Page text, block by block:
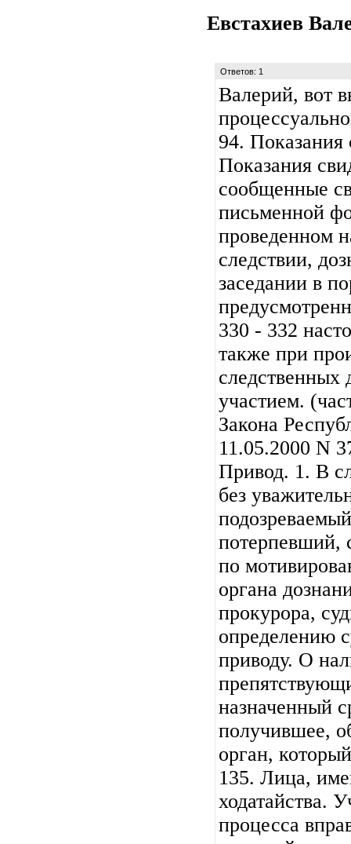
Евстахиев
Ответов: 1
Валерий, вот
94. Показания
Показания
сообщенные
письменной
проведенном
следствии,
заседании в
330 - 332
также при
следственных
участием.
Закона
11.05.2000 N
Привод. 1. В
без
потерпевший,
по
органа
прокурора,
определению
приводу. О
назначенный
получившее,
орган,
135. Лица,
ходатайства.
процесса